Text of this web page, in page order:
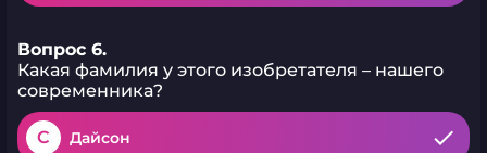
Вопрос 6.
Какая фамилия у этого изобретателя – нашего
современника?
C Дайсон